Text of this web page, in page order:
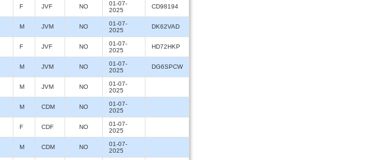
F JVF NO
01-07-
2025
CD98194
M JVM NO
01-07-
2025
DK62VAD
F JVF NO
01-07-
2025
HD72HKP
M JVM NO
01-07-
2025
DG6SPCW
M JVM NO
01-07-
2025
M CDM NO
01-07-
2025
F CDF NO
01-07-
2025
M CDM NO
01-07-
2025